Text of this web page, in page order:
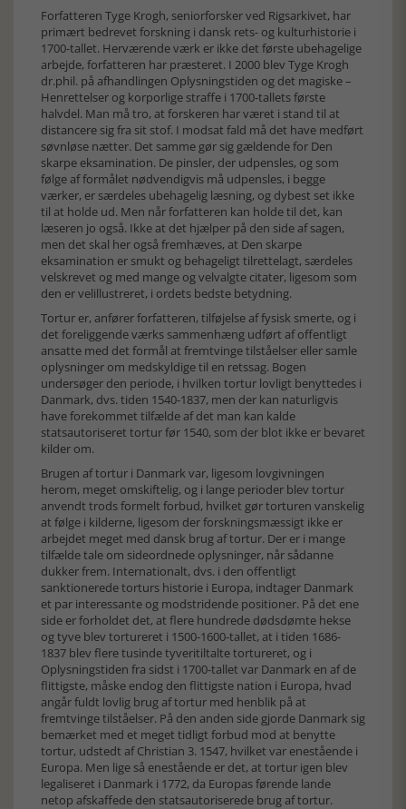
Forfatteren Tyge Krogh, seniorforsker ved Rigsarkivet, har
primært bedrevet forskning i dansk rets- og kulturhistorie i
1700-tallet. Herværende værk er ikke det første ubehagelige
arbejde, forfatteren har præsteret. I 2000 blev Tyge Krogh
dr.phil. på afhandlingen Oplysningstiden og det magiske –
Henrettelser og korporlige straffe i 1700-tallets første
halvdel. Man må tro, at forskeren har været i stand til at
distancere sig fra sit stof. I modsat fald må det have medført
søvnløse nætter. Det samme gør sig gældende for Den
skarpe eksamination. De pinsler, der udpensles, og som
følge af formålet nødvendigvis må udpensles, i begge
værker, er særdeles ubehagelig læsning, og dybest set ikke
til at holde ud. Men når forfatteren kan holde til det, kan
læseren jo også. Ikke at det hjælper på den side af sagen,
men det skal her også fremhæves, at Den skarpe
eksamination er smukt og behageligt tilrettelagt, særdeles
velskrevet og med mange og velvalgte citater, ligesom som
den er velillustreret, i ordets bedste betydning.
Tortur er, anfører forfatteren, tilføjelse af fysisk smerte, og i
det foreliggende værks sammenhæng udført af offentligt
ansatte med det formål at fremtvinge tilståelser eller samle
oplysninger om medskyldige til en retssag. Bogen
undersøger den periode, i hvilken tortur lovligt benyttedes i
Danmark, dvs. tiden 1540-1837, men der kan naturligvis
have forekommet tilfælde af det man kan kalde
statsautoriseret tortur før 1540, som der blot ikke er bevaret
kilder om.
Brugen af tortur i Danmark var, ligesom lovgivningen
herom, meget omskiftelig, og i lange perioder blev tortur
anvendt trods formelt forbud, hvilket gør torturen vanskelig
at følge i kilderne, ligesom der forskningsmæssigt ikke er
arbejdet meget med dansk brug af tortur. Der er i mange
tilfælde tale om sideordnede oplysninger, når sådanne
dukker frem. Internationalt, dvs. i den offentligt
sanktionerede torturs historie i Europa, indtager Danmark
et par interessante og modstridende positioner. På det ene
side er forholdet det, at flere hundrede dødsdømte hekse
og tyve blev tortureret i 1500-1600-tallet, at i tiden 1686-
1837 blev flere tusinde tyveritiltalte tortureret, og i
Oplysningstiden fra sidst i 1700-tallet var Danmark en af de
flittigste, måske endog den flittigste nation i Europa, hvad
angår fuldt lovlig brug af tortur med henblik på at
fremtvinge tilståelser. På den anden side gjorde Danmark sig
bemærket med et meget tidligt forbud mod at benytte
tortur, udstedt af Christian 3. 1547, hvilket var enestående i
Europa. Men lige så enestående er det, at tortur igen blev
legaliseret i Danmark i 1772, da Europas førende lande
netop afskaffede den statsautoriserede brug af tortur.